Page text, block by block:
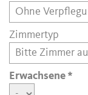
Zimmertyp
Erwachsene